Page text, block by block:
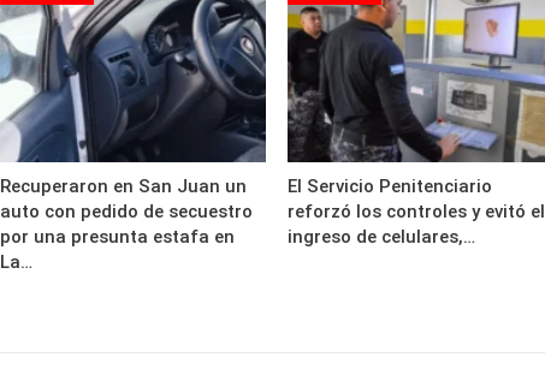
Recuperaron en San Juan un
auto con pedido de secuestro
por una presunta estafa en
La…
El Servicio Penitenciario
reforzó los controles y evitó el
ingreso de celulares,…